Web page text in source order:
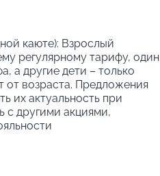
каюте): Взрослый
регулярному тарифу, один
а другие дети – только
от возраста. Предложения
их актуальность при
с другими акциями,